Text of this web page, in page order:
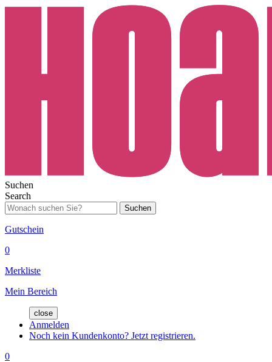
Suchen
Search
Suchen
Gutschein
0
Merkliste
Mein Bereich
close
Anmelden
Noch kein Kundenkonto? Jetzt registrieren.
0